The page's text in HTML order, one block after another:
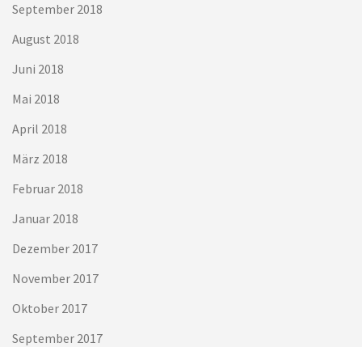
September 2018
August 2018
Juni 2018
Mai 2018
April 2018
März 2018
Februar 2018
Januar 2018
Dezember 2017
November 2017
Oktober 2017
September 2017